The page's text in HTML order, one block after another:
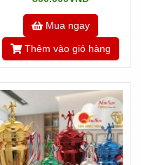
Mua ngay
Thêm vào giỏ hàng